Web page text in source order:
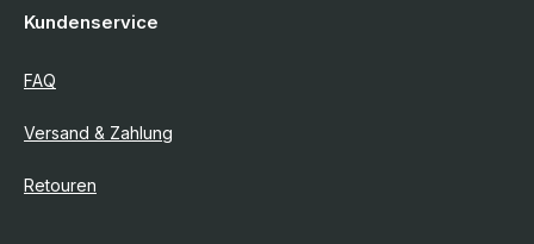
Kundenservice
FAQ
Versand & Zahlung
Retouren